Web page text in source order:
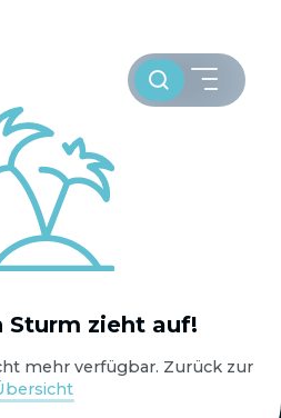
Toursuche
Sturm zieht auf!
mehr verfügbar. Zurück zur